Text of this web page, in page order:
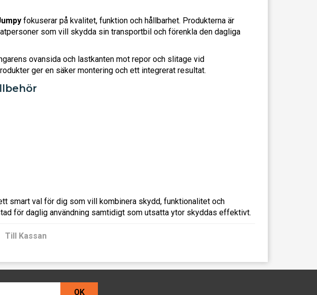
fokuserar på kvalitet, funktion och hållbarhet. Produkterna är
som vill skydda sin transportbil och förenkla den dagliga
ovansida och lastkanten mot repor och slitage vid
ger en säker montering och ett integrerat resultat.
smart val för dig som vill kombinera skydd, funktionalitet och
för daglig användning samtidigt som utsatta ytor skyddas effektivt.
Till Kassan
OK